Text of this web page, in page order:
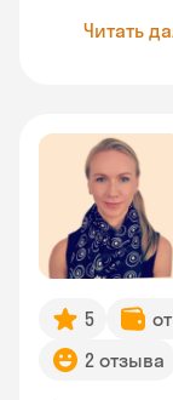
Читать
5
2 отзыва